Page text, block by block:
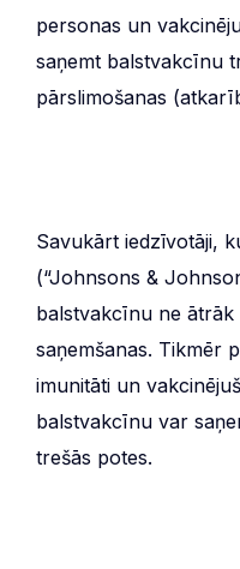
personas un
saņemt balstvakcīnu
pārslimošanas
Savukārt iedzīvotāji,
(“Johnsons &
balstvakcīnu ne ātrāk
saņemšanas. Tikmēr
imunitāti un
balstvakcīnu var
trešās potes.